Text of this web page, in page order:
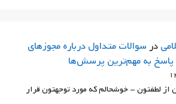
درسوالات متداول درباره مجوزهای
به مهم‌ترین پرسش‌ها
از لطفتون - خوشحالم که مورد توجهتون قرار